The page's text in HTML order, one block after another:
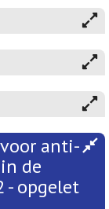
voor anti-
de
- opgelet